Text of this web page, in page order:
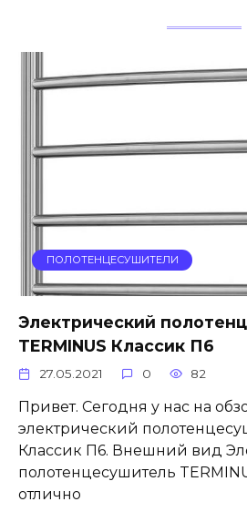
ПОЛОТЕНЦЕСУШИТЕЛИ
Электрический
TERMINUS Классик П6
27.05.2021 0 82
Привет. Сегодня у нас на
электрический
Классик П6. Внешний вид
полотенцесушитель
отлично